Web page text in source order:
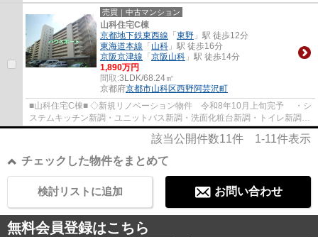
3WAYアクセス
売買｜中古マンション
山科住宅C棟
京都地下鉄東西線 「東野 」駅 徒歩12分
東海道本線 「山科 」駅 徒歩16分
京阪京津線 「京阪山科 」駅 徒歩14分
1,890万円
間取:3LDK/68.24㎡
京都府京都市山科区西野阿芸沢町
■山科住宅C棟■ ◇新規リノベーション物件 令和8年10月上旬完予 ・シ
ステムキッチン新調・ユニットバス新調・洗面化粧台新調・トイレ新調
・全室クロス張替・全室フローリング張替・C...
該当公開件数11件 1-11件表示
チェックした物件をまとめて
お問い合わせ
検討リストに追加
無料会員登録はこちら